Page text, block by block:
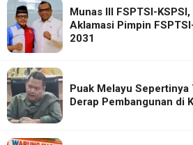
Munas III FSPTSI-
Aklamasi Pimpin
2031
Puak Melayu Sepertinya
Derap Pembangunan di